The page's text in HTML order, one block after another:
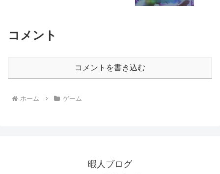
コメント
コメントを書き込む
ホーム ゲーム
暇人ブログ